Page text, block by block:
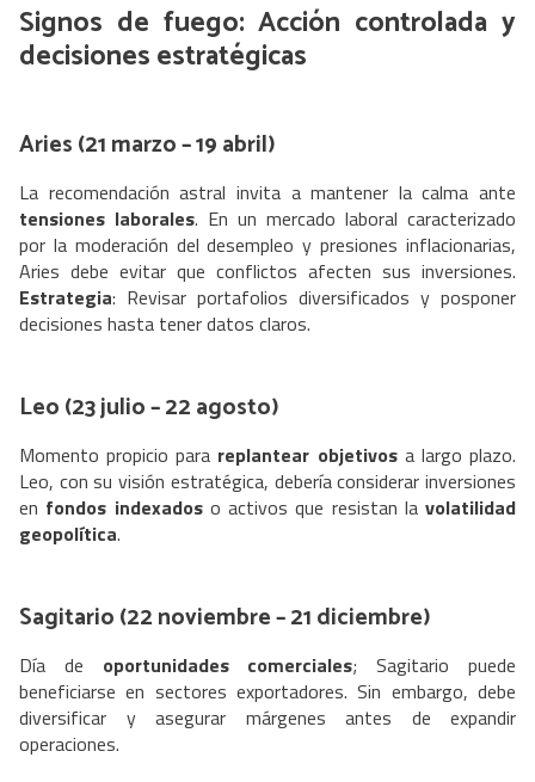
Signos de fuego:Acción controlada y
decisiones estratégicas
Aries (21 marzo – 19 abril)
La recomendación astral invita a mantener la calma ante
tensiones laborales. En un mercado laboral caracterizado
por la moderación del desempleo y presiones inflacionarias,
Aries debe evitar que conflictos afecten sus inversiones.
Estrategia: Revisar portafolios diversificados y posponer
decisiones hasta tener datos claros.
Leo (23 julio – 22 agosto)
Momento propicio para replantear objetivosa largo plazo.
Leo, con su visión estratégica, debería considerar inversiones
en fondos indexadoso activos que resistan la volatilidad
geopolítica.
Sagitario (22 noviembre – 21 diciembre)
Día de oportunidades comerciales; Sagitario puede
beneficiarse en sectores exportadores. Sin embargo, debe
diversificar y asegurar márgenes antes de expandir
operaciones.